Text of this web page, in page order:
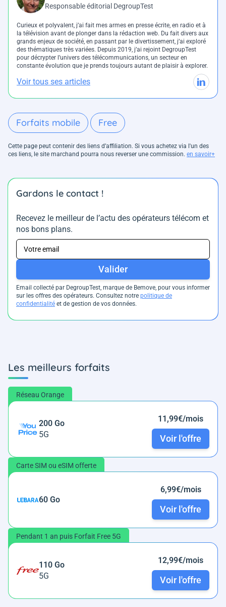
Responsable éditorial DegroupTest
Curieux et polyvalent, j’ai fait mes armes en presse écrite, en radio et à
la télévision avant de plonger dans la rédaction web. Du fait divers aux
grands enjeux de société, en passant par le divertissement, j’ai exploré
des thématiques très variées. Depuis 2019, j’ai rejoint DegroupTest
pour décrypter l’univers des télécommunications, un secteur en
constante évolution que je prends toujours autant de plaisir à explorer.
Voir tous ses articles
Forfaits mobile Free
Cette page peut contenir des liens d’affiliation. Si vous achetez via l'un des
ces liens, le site marchand pourra nous reverser une commission. en savoir+
Gardons le contact !
Recevez le meilleur de l’actu des opérateurs télécom et
nos bons plans.
Valider
Email collecté par DegroupTest, marque de Bemove, pour vous informer
sur les offres des opérateurs. Consultez notre politique de
confidentialité et de gestion de vos données.
Les meilleurs forfaits
Réseau Orange
200 Go
5G
11,99€/mois
Voir l'offre
Carte SIM ou eSIM offerte
60 Go
6,99€/mois
Voir l'offre
Pendant 1 an puis Forfait Free 5G
110 Go
5G
12,99€/mois
Voir l'offre